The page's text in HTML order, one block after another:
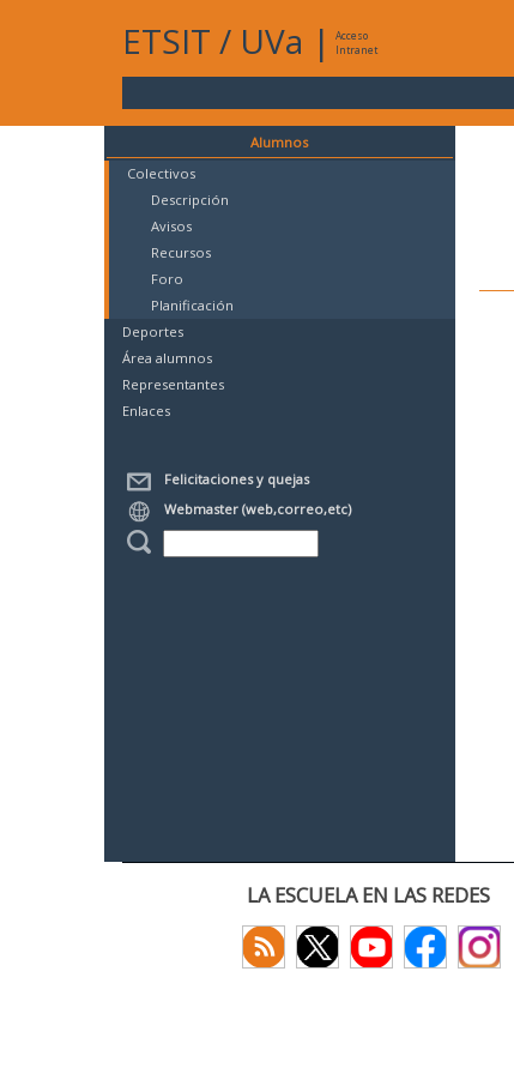
ETSIT / UVa |
Acceso
Intranet
Alumnos
Colectivos
Descripción
Avisos
Recursos
Foro
Planificación
Deportes
Área alumnos
Representantes
Enlaces
Felicitaciones y quejas
Webmaster (web,correo,etc)
LA ESCUELA EN LAS REDES